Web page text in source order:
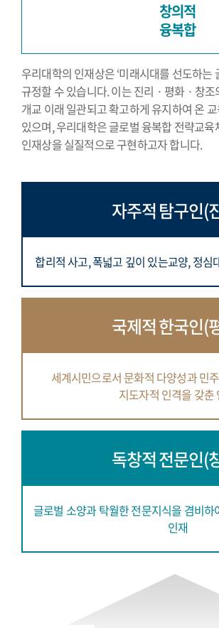
창의적
융복합
우리대학의 인재상은 ‘미래시대를 선도하는
규정할 수 있습니다. 이는 진리 · 평화 · 창
개교 이래 일관되고 확고하게 유지하여 온
있으며, 우리대학은 글로벌 융복합 전략교
인재상을 실질적으로 구현하고자 합니다.
자주적 탐구인(
합리적 사고, 폭넓고 깊이 있는교양,정심
국제적 한국인(
세계시민으로서 문화적 다양성과민
지도자적 인격을 갖춘
독창적 전문인(
글로벌 소양과 탁월한 전문지식을 겸비하
인재